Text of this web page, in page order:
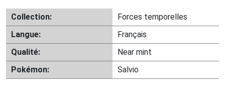
Collection:
Forces temporelles
Langue:
Français
Qualité:
Near mint
Pokémon:
Salvio